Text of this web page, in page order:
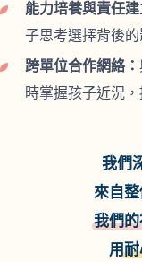
能力培養與責任建
子思考選擇背後
跨單位合作網絡：
時掌握孩子近況
我們
來自整
我們
用